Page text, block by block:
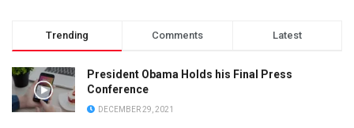
Trending Comments Latest
President Obama Holds his Final Press
Conference
DECEMBER 29, 2021